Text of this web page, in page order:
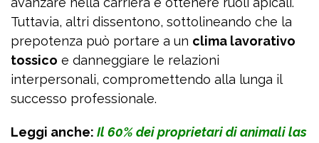
Tuttavia, altri dissentono, sottolineando che la
prepotenza può portare a un clima lavorativo
tossico e danneggiare le relazioni
interpersonali, compromettendo alla lunga il
successo professionale.
Leggi anche: Il 60% dei proprietari di animali las